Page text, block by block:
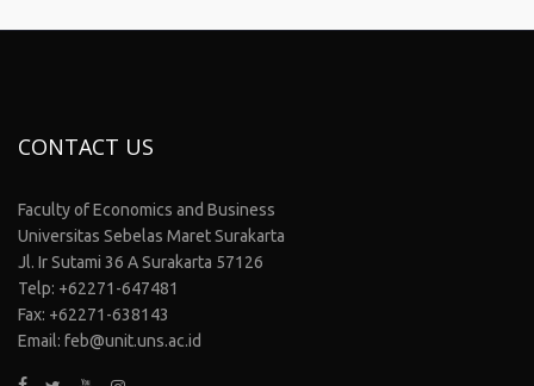
CONTACT US
Faculty of Economics and Business
Universitas Sebelas Maret Surakarta
Jl. Ir Sutami 36 A Surakarta 57126
Telp: +62271-647481
Fax: +62271-638143
Email: feb@unit.uns.ac.id